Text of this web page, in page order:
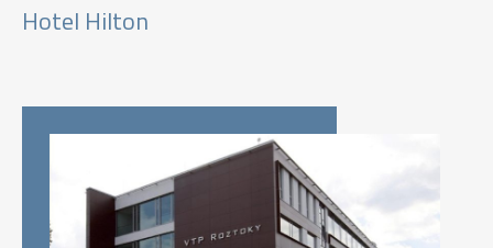
Hotel Hilton